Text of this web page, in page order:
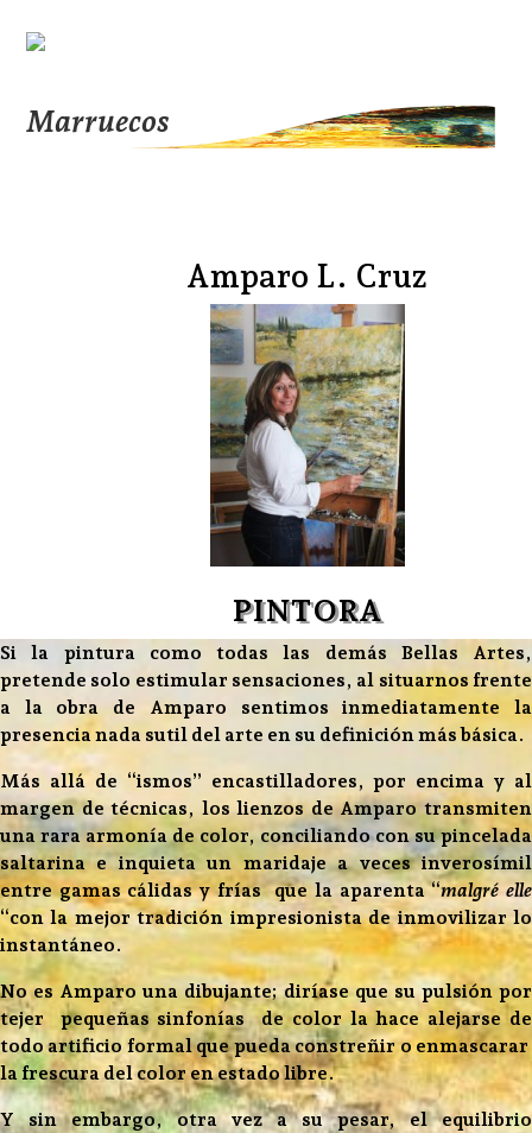
Marruecos
Amparo L. Cruz
PINTORA
Si la pintura como todas las demás Bellas Artes,
pretende solo estimular sensaciones, al situarnos frente
a la obra de Amparo sentimos inmediatamente la
presencia nada sutil del arte en su definición más básica.
Más allá de “ismos” encastilladores, por encima y al
margen de técnicas, los lienzos de Amparo transmiten
una rara armonía de color, conciliando con su pincelada
saltarina e inquieta un maridaje a veces inverosímil
entre gamas cálidas y frías que la aparenta “malgré elle
“con la mejor tradición impresionista de inmovilizar lo
instantáneo.
No es Amparo una dibujante; diríase que su pulsión por
tejer pequeñas sinfonías de color la hace alejarse de
todo artificio formal que pueda constreñir o enmascarar
la frescura del color en estado libre.
Y sin embargo, otra vez a su pesar, el equilibrio